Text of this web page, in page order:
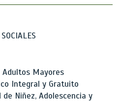
Mayores
Integral y Gratuito
Niñez, Adolescencia y